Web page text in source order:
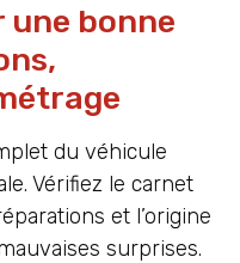
une bonne
du véhicule
Vérifiez le carnet
et l’origine
surprises.